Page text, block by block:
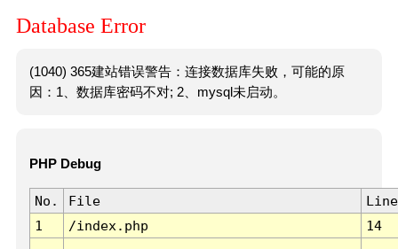
Database Error
(1040) 365建站错误警告：连接数据库失败，可能的原
因：1、数据库密码不对; 2、mysql未启动。
PHP Debug
No. File
Line
1
/index.php 14